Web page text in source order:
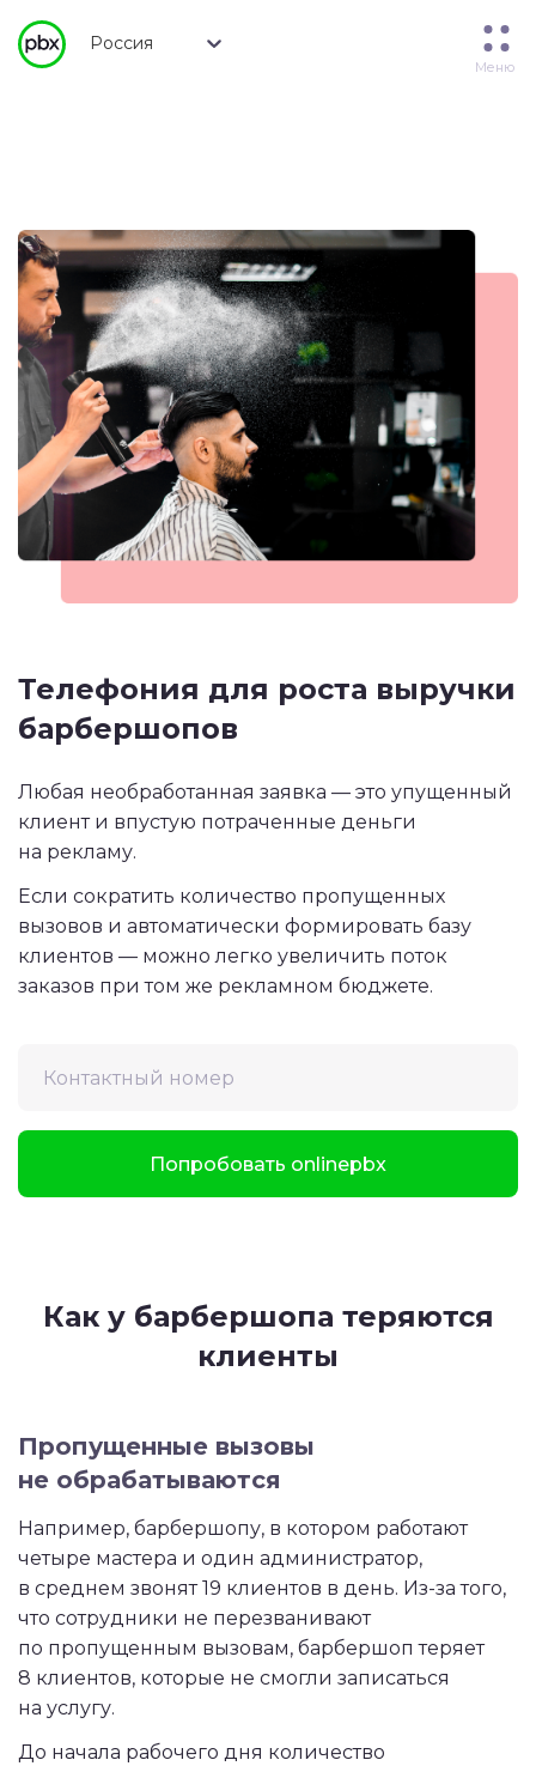
Россия
Меню
Телефония для роста выручки
барбершопов
Любая необработанная заявка — это упущенный
клиент и впустую потраченные деньги
на рекламу.
Если сократить количество пропущенных
вызовов и автоматически формировать базу
клиентов — можно легко увеличить поток
заказов при том же рекламном бюджете.
Попробовать onlinepbx
Как у барбершопа теряются
клиенты
Пропущенные вызовы
не обрабатываются
Например, барбершопу, в котором работают
четыре мастера и один администратор,
в среднем звонят 19 клиентов в день. Из-за того,
что сотрудники не перезванивают
по пропущенным вызовам, барбершоп теряет
8 клиентов, которые не смогли записаться
на услугу.
До начала рабочего дня количество